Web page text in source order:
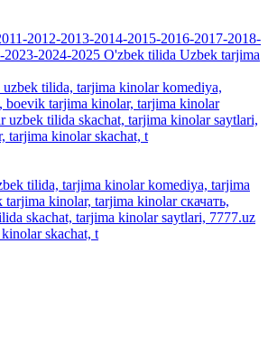
2012-2013-2014-2015-2016-2017-2018-
2024-2025 O'zbek tilida Uzbek tarjima
tilida, tarjima kinolar komediya, tarjima
kinolar, tarjima kinolar скачать,
skachat, tarjima kinolar saytlari, 7777.uz
skachat, t